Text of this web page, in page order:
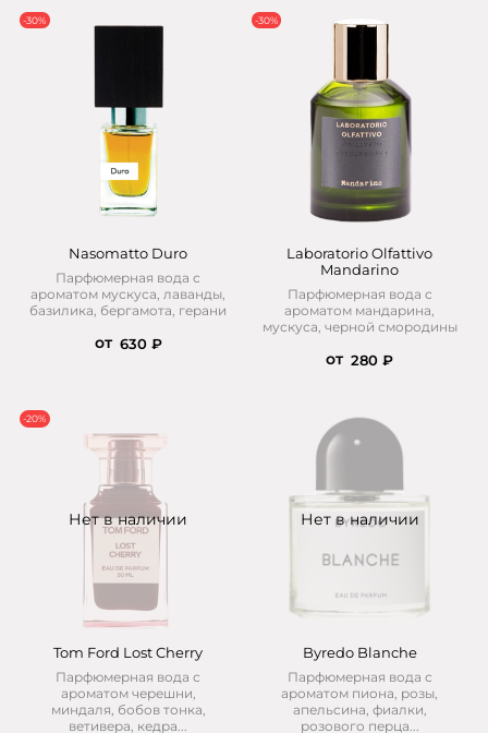
-30%
Nasomatto Duro
Парфюмерная вода с
ароматом мускуса, лаванды,
базилика, бергамота, герани
от 630 ₽
-30%
Laboratorio Olfattivo
Mandarino
Парфюмерная вода с
ароматом мандарина,
мускуса, черной смородины
от 280 ₽
Нет в наличии
-20%
Tom Ford Lost Cherry
Парфюмерная вода с
ароматом черешни,
миндаля, бобов тонка,
ветивера, кедра...
Нет в наличии
Byredo Blanche
Парфюмерная вода с
ароматом пиона, розы,
апельсина, фиалки,
розового перца...